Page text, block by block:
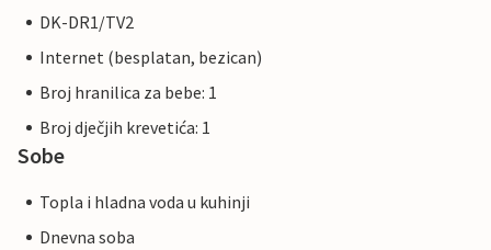
DK-DR1/TV2
Internet (besplatan, bezican)
Broj hranilica za bebe: 1
Broj dječjih krevetića: 1
Sobe
Topla i hladna voda u kuhinji
Dnevna soba